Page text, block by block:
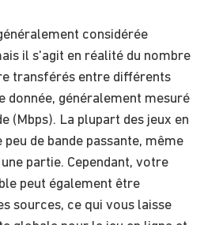
considérée
il s'agit en réalité du nombre
transférés entre différents
donnée, généralement mesuré
(Mbps). La plupart des jeux en
de bande passante, même
partie. Cependant, votre
peut également être
sources, ce qui vous laisse